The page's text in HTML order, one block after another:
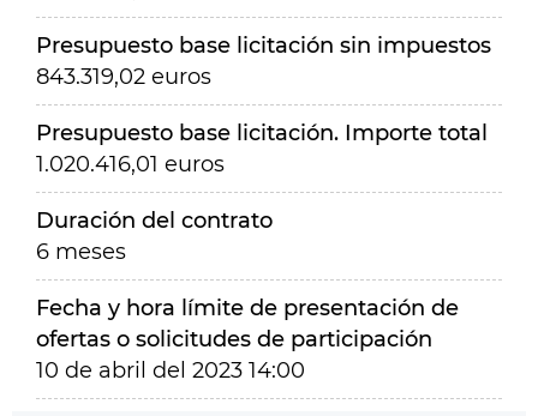
Presupuesto base licitación sin impuestos
843.319,02 euros
Presupuesto base licitación. Importe total
1.020.416,01 euros
Duración del contrato
6 meses
Fecha y hora límite de presentación de
ofertas o solicitudes de participación
10 de abril del 2023 14:00